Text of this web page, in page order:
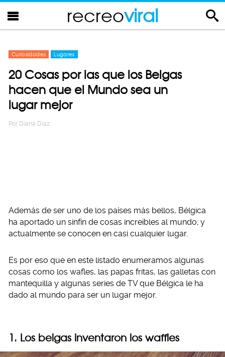
recreoviral
Curiosidades Lugares
20 Cosas por las que los Belgas
hacen que el Mundo sea un
lugar mejor
Por Diana Diaz
Además de ser uno de los países más bellos, Bélgica
ha aportado un sinfín de cosas increíbles al mundo; y
actualmente se conocen en casi cualquier lugar.
Es por eso que en este listado enumeramos algunas
cosas como los wafles, las papas fritas, las galletas con
mantequilla y algunas series de TV que Bélgica le ha
dado al mundo para ser un lugar mejor.
1. Los belgas inventaron los waffles